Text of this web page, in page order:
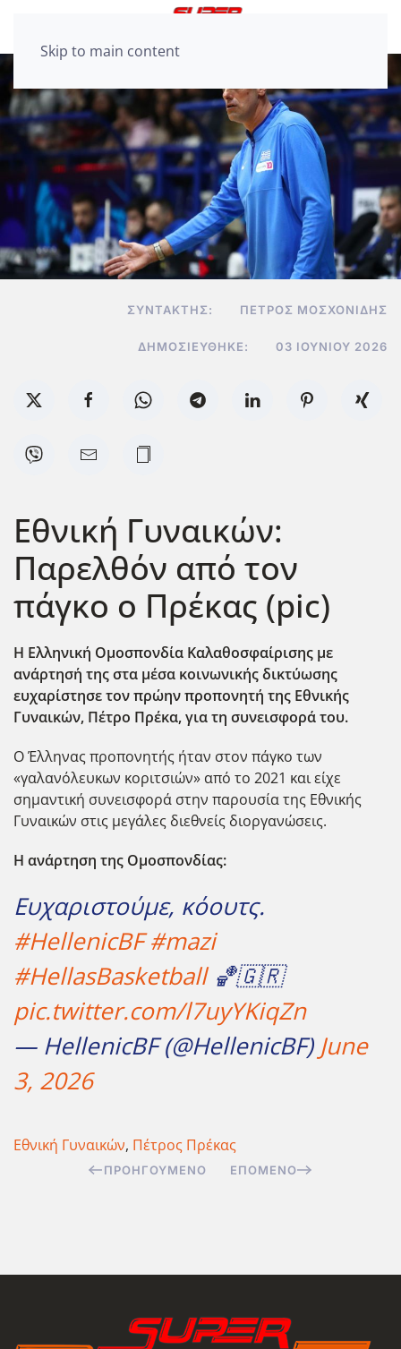
Skip to main content
ΣΥΝΤΆΚΤΗΣ: ΠΈΤΡΟΣ ΜΟΣΧΟΝΊΔΗΣ
ΔΗΜΟΣΙΕΎΘΗΚΕ: 03 ΙΟΥΝΊΟΥ 2026
Εθνική Γυναικών:
Παρελθόν από τον
πάγκο ο Πρέκας (pic)
Η Ελληνική Ομοσπονδία Καλαθοσφαίρισης με
ανάρτησ΄η της στα μέσα κοινωνικής δικτύωσης
ευχαρίστησε τον πρώην προπονητή της Εθνικής
Γυναικών, Πέτρο Πρέκα, για τη συνεισφορά του.
Ο Έλληνας προπονητής ήταν στον πάγκο των
«γαλανόλευκων κοριτσιών» από το 2021 και είχε
σημαντική συνεισφορά στην παρουσία της Εθνικής
Γυναικών στις μεγάλες διεθνείς διοργανώσεις.
Η ανάρτηση της Ομοσπονδίας:
Ευχαριστούμε, κόουτς.
#HellenicBF #mazi
#HellasBasketball🏀🇬🇷
pic.twitter.com/l7uyYKiqZn
— HellenicBF (@HellenicBF) June
3, 2026
Εθνική Γυναικών, Πέτρος Πρέκας
ΠΡΟΗΓΟΎΜΕΝΟ ΕΠΌΜΕΝΟ